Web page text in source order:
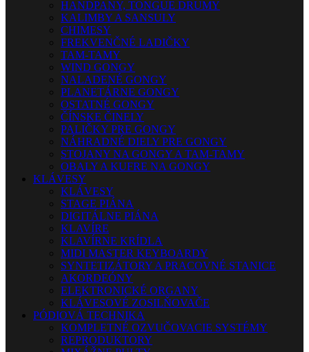
HANDPANY, TONGUE DRUMY
KALIMBY A SANSULY
CHIMESY
FREKVENČNÉ LADIČKY
TAM-TAMY
WIND GONGY
NALADENÉ GONGY
PLANETÁRNE GONGY
OSTATNÉ GONGY
ČÍNSKE ČINELY
PALIČKY PRE GONGY
NÁHRADNÉ DIELY PRE GONGY
STOJANY NA GONGY A TAM-TAMY
OBALY A KUFRE NA GONGY
KLÁVESY
KLÁVESY
STAGE PIÁNA
DIGITÁLNE PIÁNA
KLAVÍRE
KLAVÍRNE KRÍDLA
MIDI MASTER KEYBOARDY
SYNTETIZÁTORY A PRACOVNÉ STANICE
AKORDEÓNY
ELEKTRONICKÉ ORGANY
KLÁVESOVÉ ZOSILŇOVAČE
PÓDIOVÁ TECHNIKA
KOMPLETNÉ OZVUČOVACIE SYSTÉMY
REPRODUKTORY